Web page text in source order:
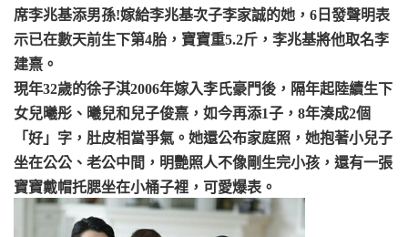
席李兆基添男孫!嫁給李兆基次子李家誠的她，6日發聲明表
示已在數天前生下第4胎，寶寶重5.2斤，李兆基將他取名李
建熹。
現年32歲的徐子淇2006年嫁入李氏豪門後，隔年起陸續生下
女兒曦彤、曦兒和兒子俊熹，如今再添1子，8年湊成2個
「好」字，肚皮相當爭氣。她還公布家庭照，她抱著小兒子
坐在公公、老公中間，明艷照人不像剛生完小孩，還有一張
寶寶戴帽托腮坐在小桶子裡，可愛爆表。